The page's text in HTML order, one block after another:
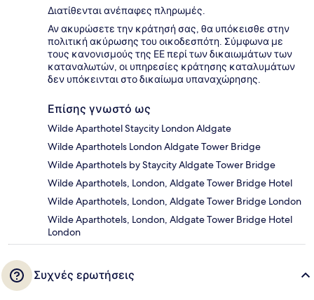
Διατίθενται ανέπαφες πληρωμές.
Αν ακυρώσετε την κράτησή σας, θα υπόκεισθε στην
πολιτική ακύρωσης του οικοδεσπότη. Σύμφωνα με
τους κανονισμούς της ΕΕ περί των δικαιωμάτων των
καταναλωτών, οι υπηρεσίες κράτησης καταλυμάτων
δεν υπόκεινται στο δικαίωμα υπαναχώρησης.
Επίσης γνωστό ως
Wilde Aparthotel Staycity London Aldgate
Wilde Aparthotels London Aldgate Tower Bridge
Wilde Aparthotels by Staycity Aldgate Tower Bridge
Wilde Aparthotels, London, Aldgate Tower Bridge Hotel
Wilde Aparthotels, London, Aldgate Tower Bridge London
Wilde Aparthotels, London, Aldgate Tower Bridge Hotel
London
Συχνές ερωτήσεις